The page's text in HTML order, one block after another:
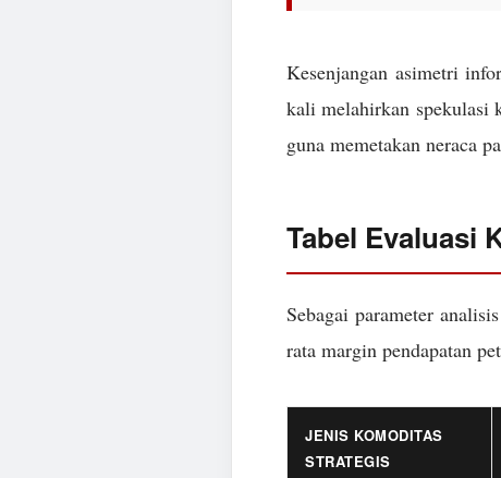
Kesenjangan asimetri
kali melahirkan spekulasi
guna memetakan neraca
Tabel Evaluasi
Sebagai parameter
rata margin pendapatan
JENIS KOMODITAS
STRATEGIS